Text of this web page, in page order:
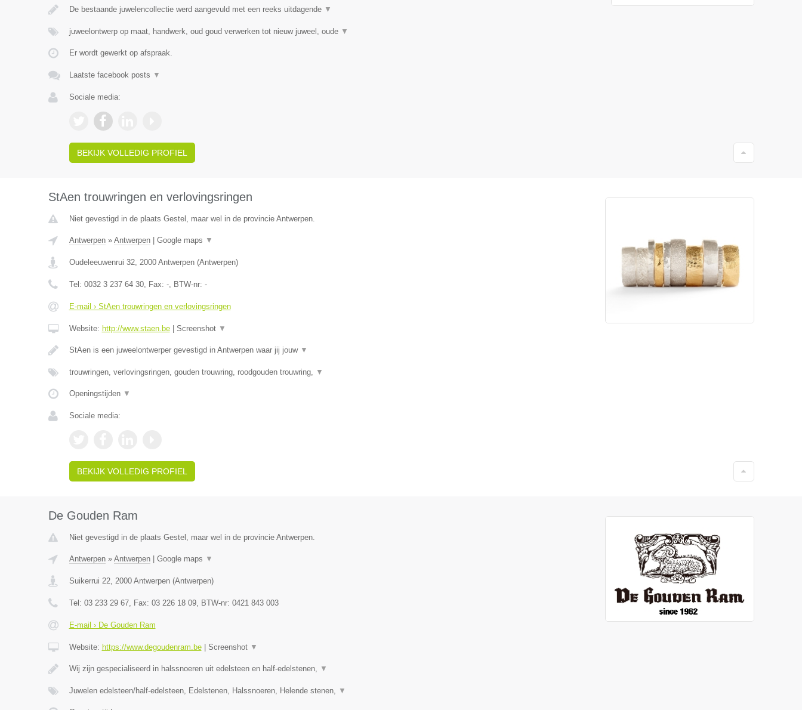
De bestaande juwelencollectie werd aangevuld met een reeks uitdagende ▼
juweelontwerp op maat, handwerk, oud goud verwerken tot nieuw juweel, oude ▼
Er wordt gewerkt op afspraak.
Laatste facebook posts ▼
Sociale media:
BEKIJK VOLLEDIG PROFIEL
StAen trouwringen en verlovingsringen
Niet gevestigd in de plaats Gestel, maar wel in de provincie Antwerpen.
Antwerpen» Antwerpen| Google maps ▼
Oudeleeuwenrui 32, 2000 Antwerpen(Antwerpen)
Tel: 0032 3 237 64 30, Fax: -, BTW-nr: -
E-mail › StAen trouwringen en verlovingsringen
Website: http://www.staen.be| Screenshot ▼
StAen is een juweelontwerper gevestigd in Antwerpen waar jij jouw ▼
trouwringen, verlovingsringen, gouden trouwring, roodgouden trouwring, ▼
Openingstijden ▼
Sociale media:
BEKIJK VOLLEDIG PROFIEL
De Gouden Ram
Niet gevestigd in de plaats Gestel, maar wel in de provincie Antwerpen.
Antwerpen» Antwerpen| Google maps ▼
Suikerrui 22, 2000 Antwerpen(Antwerpen)
Tel: 03 233 29 67, Fax: 03 226 18 09, BTW-nr: 0421 843 003
E-mail › De Gouden Ram
Website: https://www.degoudenram.be| Screenshot ▼
Wij zijn gespecialiseerd in halssnoeren uit edelsteen en half-edelstenen, ▼
Juwelen edelsteen/half-edelsteen, Edelstenen, Halssnoeren, Helende stenen, ▼